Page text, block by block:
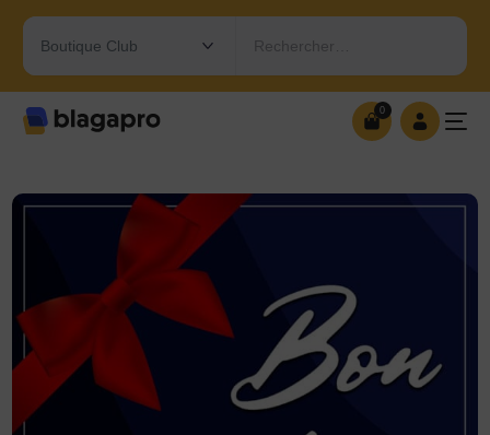
Rechercher…
0